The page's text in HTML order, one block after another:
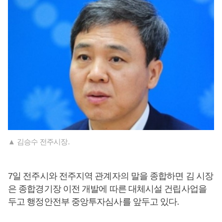
▲ 김승수 전주시장.
7일 전주시와 전주지역 관계자의 말을 종합하면 김 시장
은 종합경기장 이전 개발에 따른 대체시설 건립사업을
두고 행정안전부 중앙투자심사를 앞두고 있다.